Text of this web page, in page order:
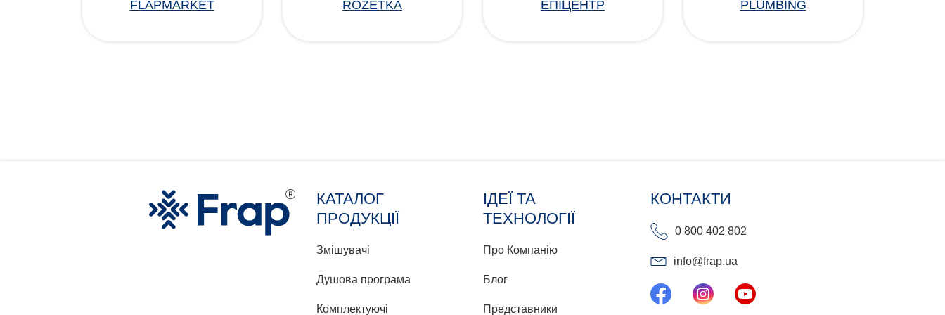
FLAPMARKET ROZETKA ЕПІЦЕНТР PLUMBING
КАТАЛОГ
ПРОДУКЦІЇ
Змішувачі
Душова програма
Комплектуючі
ІДЕЇ ТА
ТЕХНОЛОГІЇ
Про Компанію
Блог
Представники
КОНТАКТИ
0 800 402 802
info@frap.ua